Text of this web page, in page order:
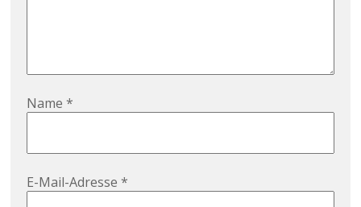
Name*
E-Mail-Adresse*